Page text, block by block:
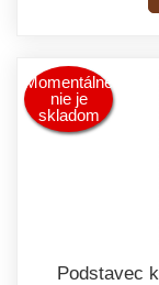
Momentálne
nie je
skladom
Podstavec